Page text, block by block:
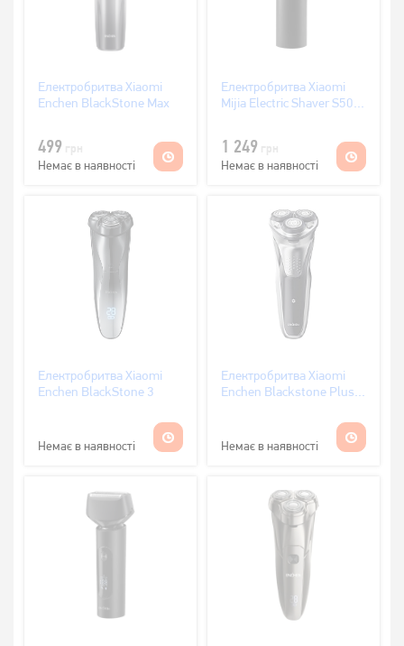
Електробритва Xiaomi
Enchen BlackStone Max
499
Немає в наявності
Електробритва Xiaomi
Mijia Electric Shaver S500
1 249
Немає в наявності
Електробритва Xiaomi
Enchen BlackStone 3
Немає в наявності
Електробритва Xiaomi
Enchen Blackstone Plus
Немає в наявності